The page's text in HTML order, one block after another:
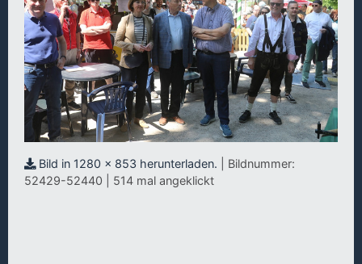
Bild in 1280 x 853 herunterladen.
| Bildnummer:
52429-52440 | 514 mal angeklickt